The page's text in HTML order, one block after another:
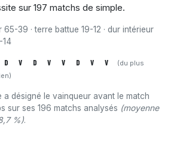
sur 197 matchs de simple.
39 · terre battue 19-12 · dur intérieur
14
D V D V V D V V
(du plus
a désigné le vainqueur avant le match
sur ses 196 matchs analysés (moyenne
%).